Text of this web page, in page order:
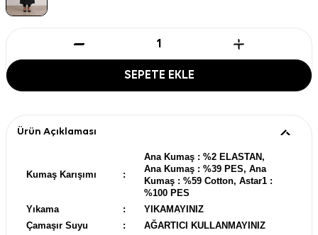
SEPETE EKLE
Ürün Açıklaması
Kumaş Karışımı :
Ana Kumaş : %2 ELASTAN,
Ana Kumaş : %39 PES, Ana
Kumaş : %59 Cotton, Astar1 :
%100 PES
Yıkama
:
YIKAMAYINIZ
Çamaşır Suyu
: AĞARTICI KULLANMAYINIZ